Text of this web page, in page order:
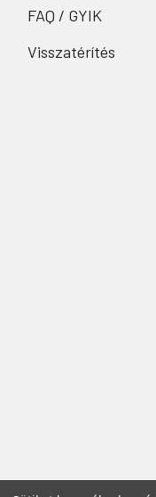
FAQ / GYIK
Visszatérítés